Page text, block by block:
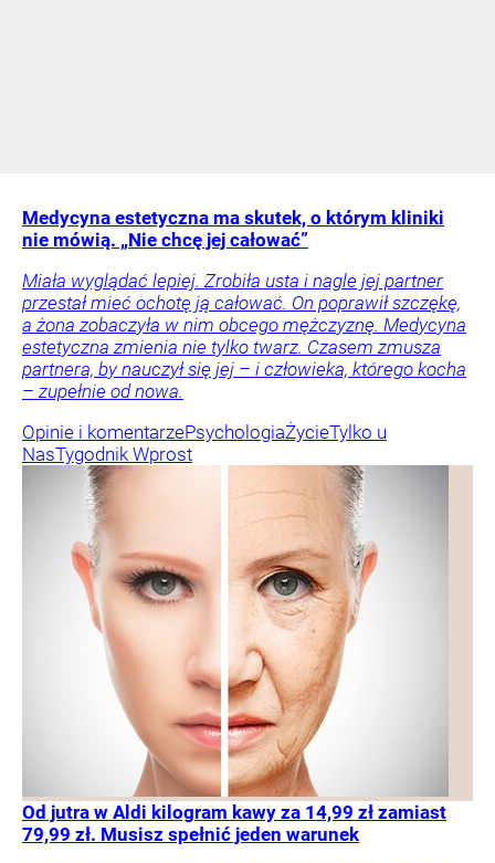
Medycyna estetyczna ma skutek, o którym kliniki
nie mówią. „Nie chcę jej całować”
Miała wyglądać lepiej. Zrobiła usta i nagle jej partner
przestał mieć ochotę ją całować. On poprawił szczękę,
a żona zobaczyła w nim obcego mężczyznę. Medycyna
estetyczna zmienia nie tylko twarz. Czasem zmusza
partnera, by nauczył się jej – i człowieka, którego kocha
– zupełnie od nowa.
Opinie i komentarzePsychologiaŻycieTylko u
NasTygodnik Wprost
Od jutra w Aldi kilogram kawy za 14,99 zł zamiast
79,99 zł. Musisz spełnić jeden warunek